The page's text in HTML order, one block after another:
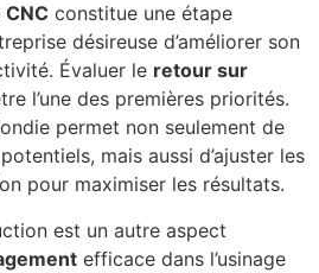
constitue une étape
désireuse d’améliorer son
Évaluer le retour sur
l’une des premières priorités.
permet non seulement de
mais aussi d’ajuster les
pour maximiser les résultats.
est un autre aspect
efficace dans l’usinage